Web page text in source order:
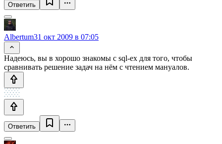
Ответить
Albertum31 окт 2009 в 07:05
Надеюсь, вы в хорошо знакомы с sql-ex для того, чтобы
сравнивать решение задач на нём с чтением мануалов.
Ответить